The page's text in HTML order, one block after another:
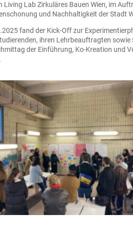
Living Lab Zirkuläres Bauen Wien, im
und Nachhaltigkeit der Stadt
fand der Kick-Off zur
ihren Lehrbeauftragten
der Einführung, Ko-Kreation und